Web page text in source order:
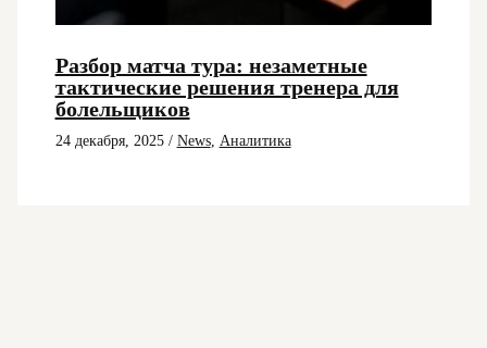
Разбор матча тура: незаметные
тактические решения тренера для
болельщиков
24 декабря, 2025 / News, Аналитика